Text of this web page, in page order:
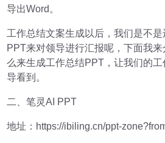
导出Word。
工作总结文案生成以后，我们是不
PPT来对领导进行汇报呢，下面我
么来生成工作总结PPT，让我们的
导看到。
二、笔灵AI PPT
地址：https://ibiling.cn/ppt-